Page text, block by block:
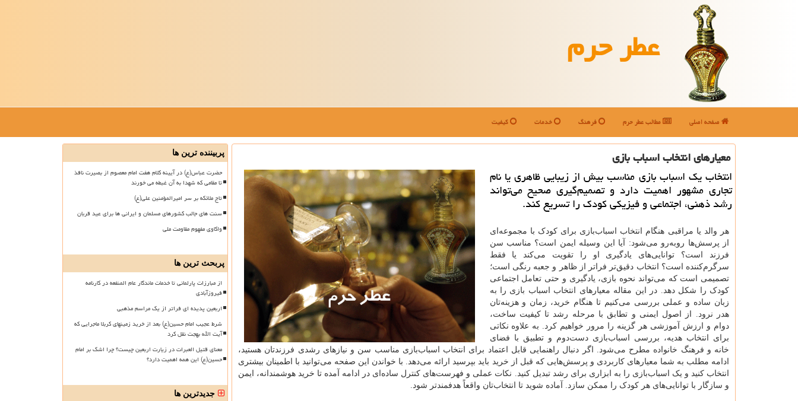
عطر حرم
صفحه اصلی مطالب عطر حرم فرهنگ خدمات کیفیت
معیارهای انتخاب اسباب بازی
انتخاب یک اسباب بازی مناسب بیش از زیبایی ظاهری یا نام
تجاری مشهور اهمیت دارد و تصمیم‌گیری صحیح می‌تواند
رشد ذهنی، اجتماعی و فیزیکی کودک را تسریع کند.
هر والد یا مراقبی هنگام انتخاب اسباب‌بازی برای کودک با مجموعه‌ای
از پرسش‌ها روبه‌رو می‌شود: آیا این وسیله ایمن است؟ مناسب سن
فرزند است؟ توانایی‌های یادگیری او را تقویت می‌کند یا فقط
سرگرم‌کننده است؟ انتخاب دقیق‌تر فراتر از ظاهر و جعبه رنگی است؛
تصمیمی است که می‌تواند نحوه بازی، یادگیری و حتی تعامل اجتماعی
کودک را شکل دهد. در این مقاله معیارهای انتخاب اسباب بازی را به
زبان ساده و عملی بررسی می‌کنیم تا هنگام خرید، زمان و هزینه‌تان
هدر نرود. از اصول ایمنی و تطابق با مرحله رشد تا کیفیت ساخت،
دوام و ارزش آموزشی هر گزینه را مرور خواهیم کرد. به علاوه نکاتی
برای انتخاب هدیه، بررسی اسباب‌بازی دست‌دوم و تطبیق با فضای
خانه و فرهنگ خانواده مطرح می‌شود. اگر دنبال راهنمایی قابل اعتماد برای انتخاب اسباب‌بازی مناسب سن و نیازهای رشدی فرزندتان هستید،
ادامه مطلب به شما معیارهای کاربردی و پرسش‌هایی که قبل از خرید باید بپرسید ارائه می‌دهد. با خواندن این صفحه می‌توانید با اطمینان بیشتری
انتخاب کنید و یک اسباب‌بازی را به ابزاری برای رشد تبدیل کنید. نکات عملی و فهرست‌های کنترل ساده‌ای در ادامه آمده تا خرید هوشمندانه، ایمن
و سازگار با توانایی‌های هر کودک را ممکن سازد. آماده شوید تا انتخاب‌تان واقعاً هدفمندتر شود.
پربیننده ترین ها
حضرت عباس(ع) در آیینه کلام هفت امام معصوم از بصیرت نافذ
تا مقامی که شهدا به آن غبطه می خورند
تاج ملائکه بر سر امیرالمؤمنین علی(ع)
سنت های جالب کشورهای مسلمان و ایرانی ها برای عید قربان
واکاوی مفهوم مقاومت ملی
پربحث ترین ها
از مبارزات پارلمانی تا خدمات ماندگار عام المنفعه در کارنامه
فیروزآبادی
اربعین پدیده ای فراتر از یک مراسم مذهبی
شرط عجیب امام حسین(ع) بعد از خرید زمینهای کربلا ماجرایی که
آیت الله بهجت نقل کرد
معنای قتیل العبرات در زیارت اربعین چیست؟ چرا اشک بر امام
حسین(ع) این همه اهمیت دارد؟
جدیدترین ها